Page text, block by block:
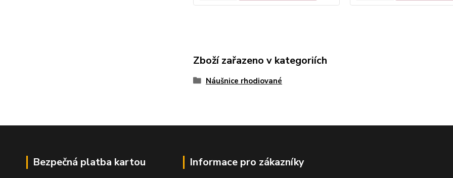
Zboží zařazeno v kategoriích
Náušnice rhodiované
Bezpečná platba kartou Informace pro zákazníky